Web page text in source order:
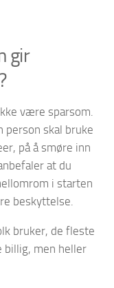
gir
være sparsom.
person skal bruke
på å smøre inn
at du
i starten
beskyttelse.
bruker, de fleste
billig, men heller